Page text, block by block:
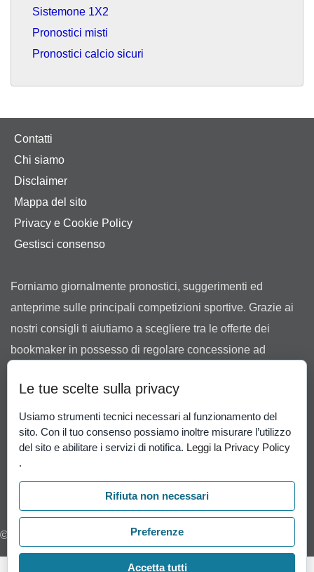
Sistemone 1X2
Pronostici misti
Pronostici calcio sicuri
Contatti
Chi siamo
Disclaimer
Mappa del sito
Privacy e Cookie Policy
Gestisci consenso
Forniamo giornalmente pronostici, suggerimenti ed
anteprime sulle principali competizioni sportive. Grazie ai
nostri consigli ti aiutiamo a scegliere tra le offerte dei
bookmaker in possesso di regolare concessione ad
Monopoli.
Il gioco può causare dipendenza patologica. Il gioco è
vietato ai minori di 18 anni.Gioco Responsabile-
Probabilità di vincita.
© 2026 I pronostici vincenti di Cassandra
Le tue scelte sulla privacy
Usiamo strumenti tecnici necessari al funzionamento del
sito. Con il tuo consenso possiamo inoltre misurare l’utilizzo
del sito e abilitare i servizi di notifica. Leggi la Privacy Policy
.
Rifiuta non necessari
Preferenze
Accetta tutti